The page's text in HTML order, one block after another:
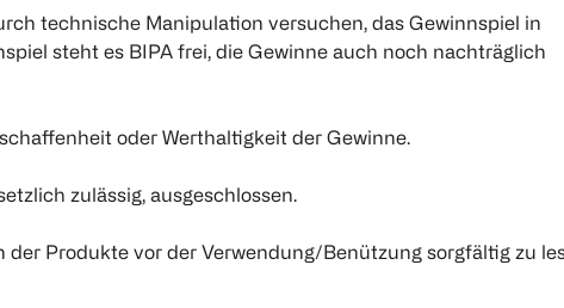
technische Manipulation versuchen, das Gewinnspiel in
steht es BIPA frei, die Gewinne auch noch nachträglich
oder Werthaltigkeit der Gewinne.
zulässig, ausgeschlossen.
Produkte vor der Verwendung/Benützung sorgfältig zu